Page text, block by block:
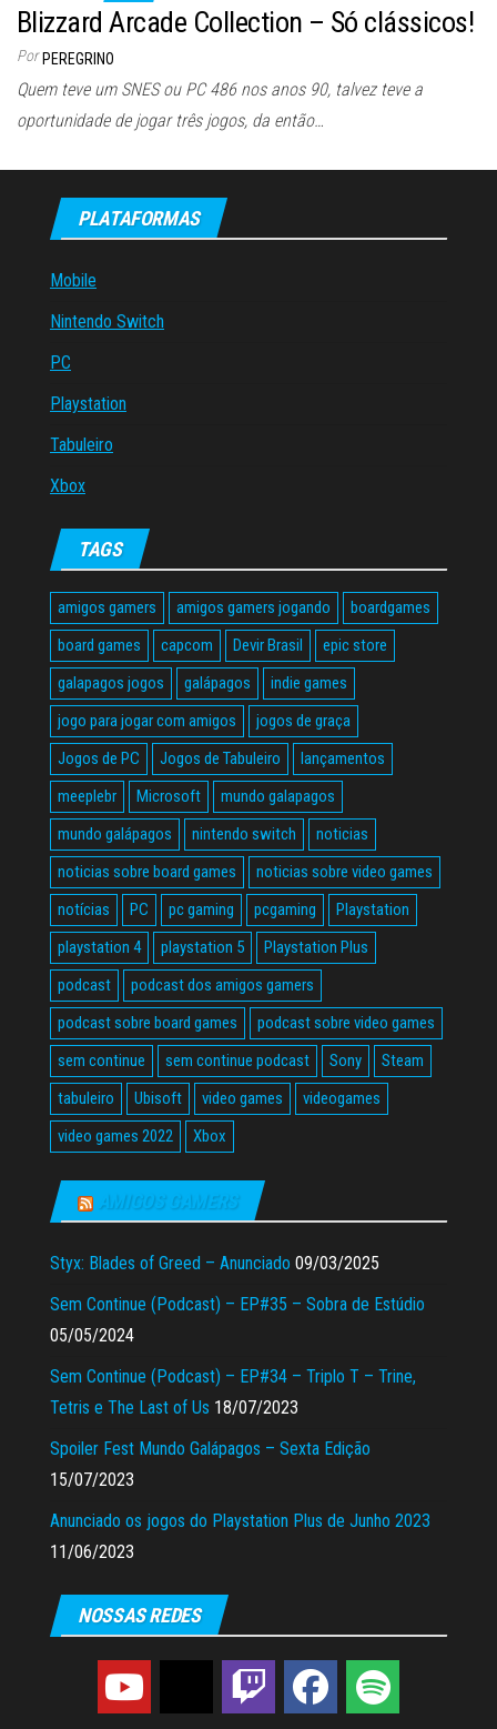
Blizzard Arcade Collection – Só clássicos!
Por PEREGRINO
Quem teve um SNES ou PC 486 nos anos 90, talvez teve a
oportunidade de jogar três jogos, da então…
PLATAFORMAS
Mobile
Nintendo Switch
PC
Playstation
Tabuleiro
Xbox
TAGS
amigos gamers amigos gamers jogando
boardgames
board games
capcom Devir Brasil
epic store
galapagos jogos
galápagos
indie games
jogo para jogar com amigos
jogos de graça
Jogos de PC
Jogos de Tabuleiro
lançamentos
meeplebr
Microsoft
mundo galapagos
mundo galápagos
nintendo switch
noticias
noticias sobre board games
noticias sobre video games
notícias
PC pc gaming pcgaming
Playstation
playstation 4
playstation 5
Playstation Plus
podcast
podcast dos amigos gamers
podcast sobre board games
podcast sobre video games
sem continue
sem continue podcast Sony
Steam
tabuleiro
Ubisoft video games
videogames
video games 2022
Xbox
AMIGOS GAMERS
Styx: Blades of Greed – Anunciado 09/03/2025
Sem Continue (Podcast) – EP#35 – Sobra de Estúdio
05/05/2024
Sem Continue (Podcast) – EP#34 – Triplo T – Trine,
Tetris e The Last of Us 18/07/2023
Spoiler Fest Mundo Galápagos – Sexta Edição
15/07/2023
Anunciado os jogos do Playstation Plus de Junho 2023
11/06/2023
NOSSAS REDES